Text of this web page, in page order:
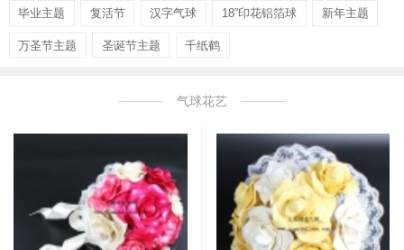
毕业主题 复活节 汉字气球 18”印花铝箔球 新年主题
万圣节主题 圣诞节主题 千纸鹤
气球花艺